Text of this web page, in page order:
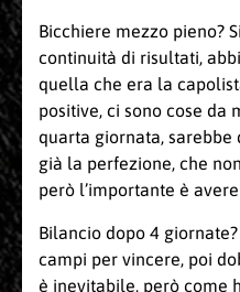
Bicchiere mezzo pieno?
continuità di risultati,
quella che era la
positive, ci sono cose da
quarta giornata,
già la perfezione, che
però l’importante è
Bilancio dopo 4
campi per vincere, poi
è inevitabile, però come